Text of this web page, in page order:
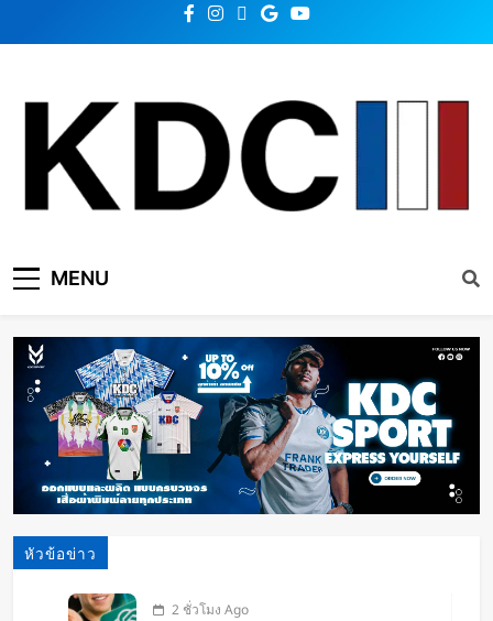
KDC SOLUTION | เคดีซี
โซลูชั่น
MENU
หัวข้อข่าว
2 ชั่วโมง Ago